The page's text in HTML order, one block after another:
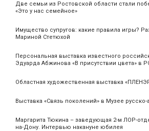
Две семьи из Ростовской области стали
«Это у нас семейное»
Имущество супругов: какие правила игры?
Мариной Стетюхой
Персональная выставка известного
Эдуарда Абжинова «В присутствии цвета» в
Областная художественная выставка
Выставка «Связь поколений» в Музее
Маргарита Тюкина – заведующая 2-м ЛОР-
на-Дону. Интервью накануне юбилея